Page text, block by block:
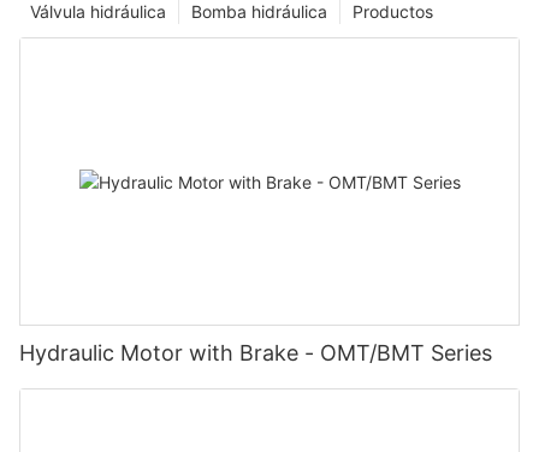
Productos
Bomba hidráulica
Válvula hidráulica
Hydraulic Motor with Brake - OMT/BMT Series